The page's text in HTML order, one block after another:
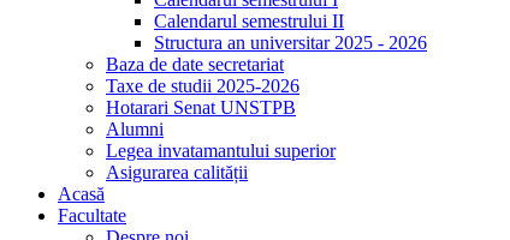
Calendarul semestrului II
Structura an universitar 2025 - 2026
Baza de date secretariat
Taxe de studii 2025-2026
Hotarari Senat UNSTPB
Alumni
Legea invatamantului superior
Asigurarea calității
Acasă
Facultate